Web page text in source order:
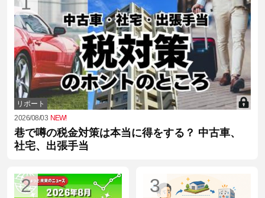
リポート
2026/08/03 NEW!
巷で噂の税金対策は本当に得をする？ 中古車、
社宅、出張手当
2 3